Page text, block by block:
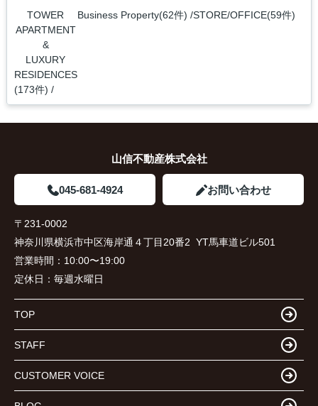
TOWER
APARTMENT
&
LUXURY
RESIDENCES
(173件)
Business Property(62件) STORE/OFFICE(59件)
山信不動産株式会社
045-681-4924 お問い合わせ
〒231-0002
神奈川県横浜市中区海岸通４丁目20番2 YT馬車道ビル501
営業時間： 10:00〜19:00
定休日： 毎週水曜日
TOP
STAFF
CUSTOMER VOICE